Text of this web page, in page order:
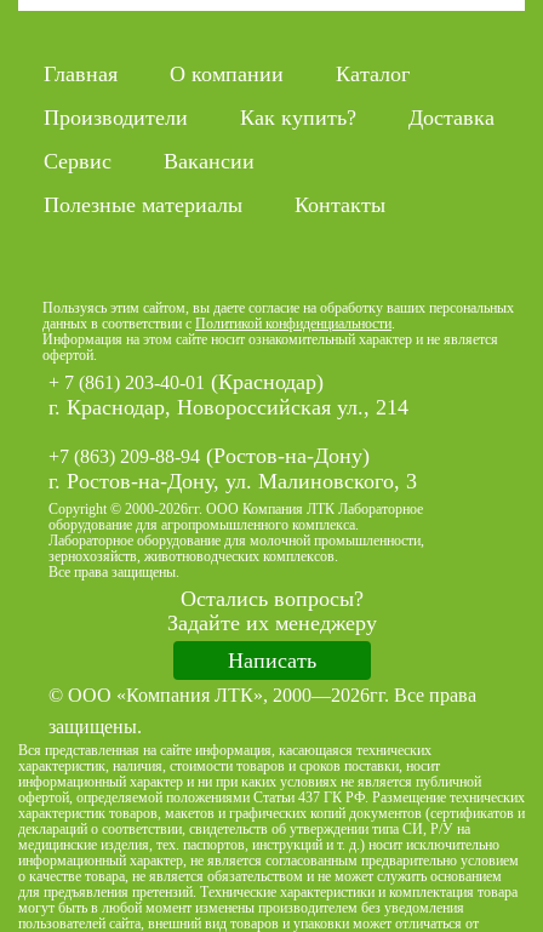
Главная О компании
Каталог
Производители
Как купить?
Доставка
Сервис
Вакансии
Полезные материалы
Контакты
Пользуясь этим сайтом, вы даете согласие на обработку ваших персональных
данных в соответствии с Политикой конфиденциальности
Информация на этом сайте носит ознакомительный характер и не является
офертой.
+ 7 (861) 203-40-01 (Краснодар)
г. Краснодар, Новороссийская ул., 214
+7 (863) 209-88-94 (Ростов-на-Дону)
г. Ростов-на-Дону, ул. Малиновского, 3
Copyright © 2000-2026гг. ООО Компания ЛТК Лабораторное
оборудование для агропромышленного комплекса.
Лабораторное оборудование для молочной промышленности,
зернохозяйств, животноводческих комплексов.
Все права защищены.
Остались вопросы?
Задайте их менеджеру
Написать
© ООО «Компания ЛТК», 2000—2026гг. Все права
защищены.
Вся представленная на сайте информация, касающаяся технических
характеристик, наличия, стоимости товаров и сроков поставки, носит
информационный характер и ни при каких условиях не является публичной
офертой, определяемой положениями Статьи 437 ГК РФ. Размещение технических
характеристик товаров, макетов и графических копий документов (сертификатов и
деклараций о соответствии, свидетельств об утверждении типа СИ, Р/У на
медицинские изделия, тех. паспортов, инструкций и т. д.) носит исключительно
информационный характер, не является согласованным предварительно условием
о качестве товара, не является обязательством и не может служить основанием
для предъявления претензий. Технические характеристики и комплектация товара
могут быть в любой момент изменены производителем без уведомления
пользователей сайта, внешний вид товаров и упаковки может отличаться от